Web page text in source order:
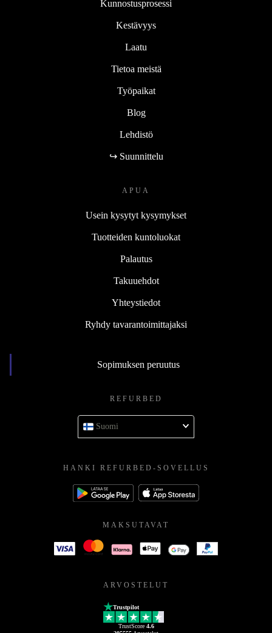
Kunnostusprosessi
Kestävyys
Laatu
Tietoa meistä
Työpaikat
Blog
Lehdistö
↪ Suunnittelu
APUA
Usein kysytyt kysymykset
Tuotteiden kuntoluokat
Palautus
Takuuehdot
Yhteystiedot
Ryhdy tavarantoimittajaksi
Sopimuksen peruutus
REFURBED
Suomi
HANKI REFURBED-SOVELLUS
MAKSUTAVAT
ARVOSTELUT
Trustpilot
TrustScore 4.6